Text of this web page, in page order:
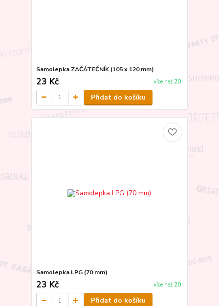
Samolepka ZAČÁTEČNÍK (105 x 120 mm)
23 Kč více než 20
Přidat do košíku
Samolepka LPG (70 mm)
23 Kč více než 20
Přidat do košíku